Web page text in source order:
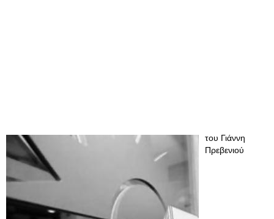
του Γιάννη
Πρεβενιού